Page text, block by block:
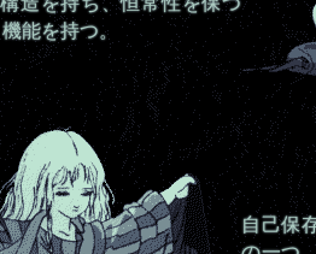
機能を持つ。
自己保